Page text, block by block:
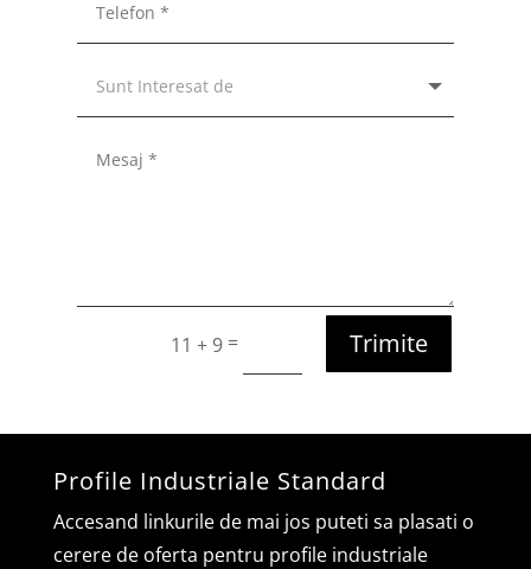
11 + 9 = Trimite
Profile Industriale Standard
Accesand linkurile de mai jos puteti sa plasati o
cerere de oferta pentru profile industriale